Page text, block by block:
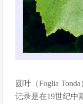
圆叶（Foglia
记录是在19世纪中